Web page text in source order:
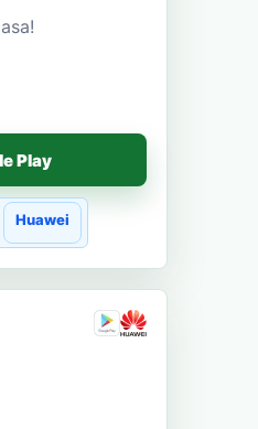
Play
Huawei